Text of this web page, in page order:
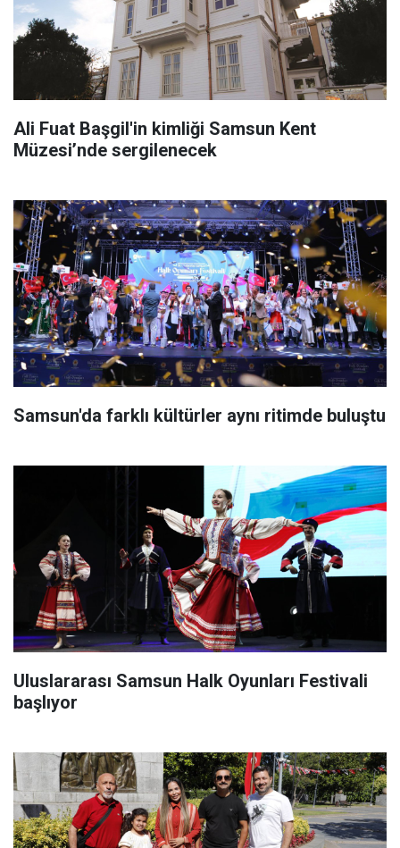
Ali Fuat Başgil'in kimliği Samsun Kent
Müzesi’nde sergilenecek
Samsun'da farklı kültürler aynı ritimde buluştu
Uluslararası Samsun Halk Oyunları Festivali
başlıyor